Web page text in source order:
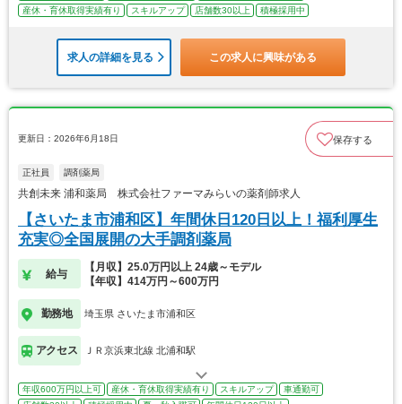
産休・育休取得実績有り
スキルアップ 店舗数30以上 積極採用中
求人の詳細を見る この求人に興味がある
更新日：2026年6月18日 保存する
正社員 調剤薬局
共創未来 浦和薬局 株式会社ファーマみらいの薬剤師求人
【さいたま市浦和区】年間休日120日以上！福利厚生
充実◎全国展開の大手調剤薬局
給与
【月収】25.0万円以上 24歳～モデル
【年収】414万円～600万円
勤務地 埼玉県 さいたま市浦和区
アクセス ＪＲ京浜東北線 北浦和駅
年収600万円以上可 産休・育休取得実績有り スキルアップ
車通勤可